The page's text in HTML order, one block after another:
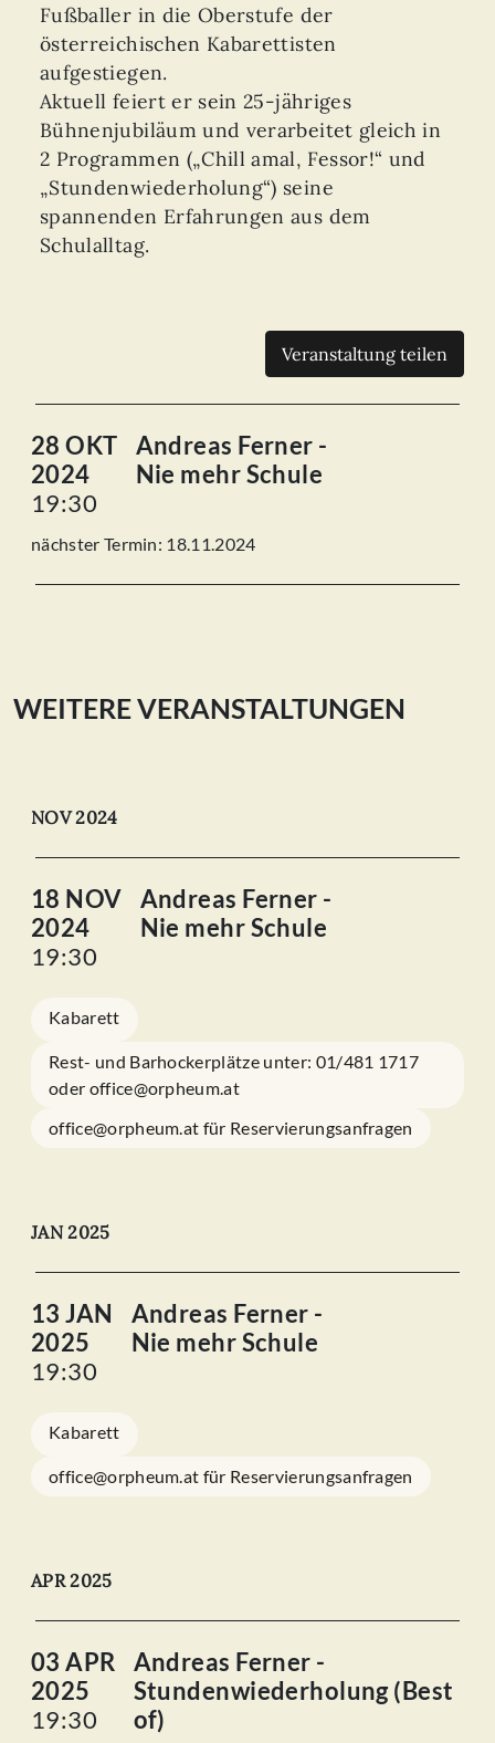
Fußballer in die Oberstufe der
österreichischen Kabarettisten
aufgestiegen.
Aktuell feiert er sein 25-jähriges
Bühnenjubiläum und verarbeitet gleich in
2 Programmen („Chill amal, Fessor!“ und
„Stundenwiederholung“) seine
spannenden Erfahrungen aus dem
Schulalltag.
Veranstaltung teilen
28 OKT
2024
19:30
Andreas Ferner -
Nie mehr Schule
nächster Termin: 18.11.2024
WEITERE VERANSTALTUNGEN
NOV 2024
18 NOV
2024
19:30
Andreas Ferner -
Nie mehr Schule
Kabarett
Rest- und Barhockerplätze unter: 01/481 1717
oder office@orpheum.at
office@orpheum.at für Reservierungsanfragen
JAN 2025
13 JAN
2025
19:30
Andreas Ferner -
Nie mehr Schule
Kabarett
office@orpheum.at für Reservierungsanfragen
APR 2025
03 APR
2025
19:30
Andreas Ferner -
Stundenwiederholung (Best
of)